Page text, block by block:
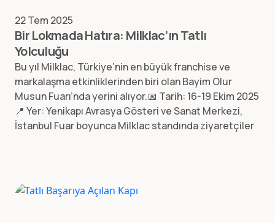
22 Tem 2025
Bir Lokmada Hatıra: Milklac’ın Tatlı
Yolculuğu
Bu yıl Milklac, Türkiye’nin en büyük franchise ve
markalaşma etkinliklerinden biri olan Bayim Olur
Musun Fuarı’nda yerini alıyor.📅 Tarih: 16-19 Ekim 2025
📍 Yer: Yenikapı Avrasya Gösteri ve Sanat Merkezi,
İstanbul Fuar boyunca Milklac standında ziyaretçiler